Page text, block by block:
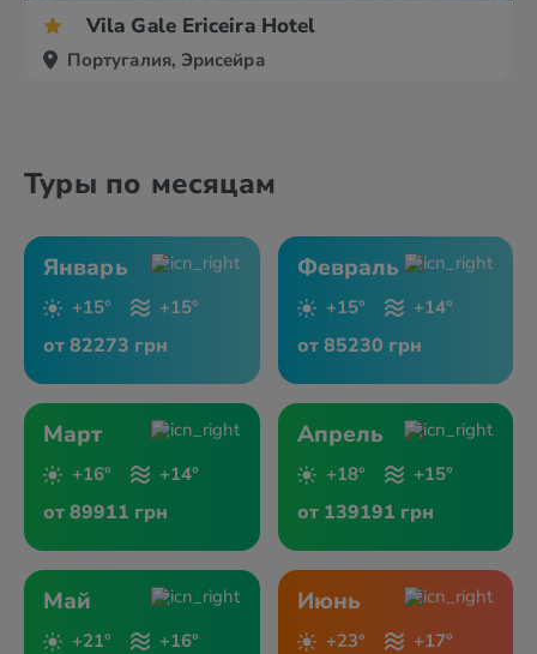
Vila Gale Ericeira Hotel
Португалия, Эрисейра
Туры по месяцам
Январь
+15° +15°
от 82273 грн
Февраль
+15° +14°
от 85230 грн
Март
+16° +14°
от 89911 грн
Апрель
+18° +15°
от 139191 грн
Май
+21° +16°
Июнь
+23° +17°